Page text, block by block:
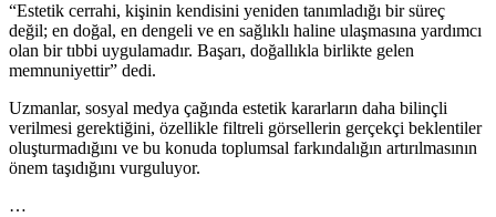
“Estetik cerrahi, kişinin kendisini yeniden tanımladığı bir süreç
değil; en doğal, en dengeli ve en sağlıklı haline ulaşmasına yardımcı
olan bir tıbbi uygulamadır. Başarı, doğallıkla birlikte gelen
memnuniyettir” dedi.
Uzmanlar, sosyal medya çağında estetik kararların daha bilinçli
verilmesi gerektiğini, özellikle filtreli görsellerin gerçekçi beklentiler
oluşturmadığını ve bu konuda toplumsal farkındalığın artırılmasının
önem taşıdığını vurguluyor.
…